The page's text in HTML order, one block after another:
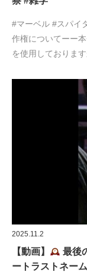
#マーベル #スパイ
作権についてーー
を使用しておりま
2025.11.2
【動画】 最後
ートラストネー